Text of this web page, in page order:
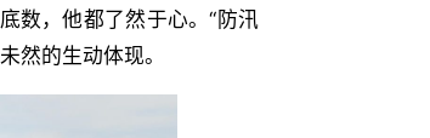
数，他都了然于心。“防汛
然的生动体现。